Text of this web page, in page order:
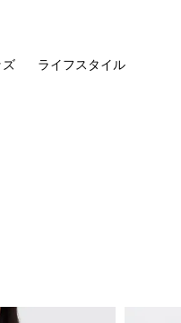
ズ ライフスタイル